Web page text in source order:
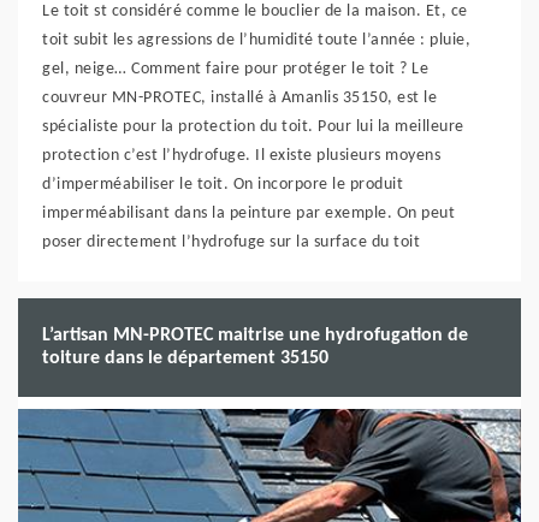
Le toit st considéré comme le bouclier de la maison. Et, ce
toit subit les agressions de l’humidité toute l’année : pluie,
gel, neige… Comment faire pour protéger le toit ? Le
couvreur MN-PROTEC, installé à Amanlis 35150, est le
spécialiste pour la protection du toit. Pour lui la meilleure
protection c’est l’hydrofuge. Il existe plusieurs moyens
d’imperméabiliser le toit. On incorpore le produit
imperméabilisant dans la peinture par exemple. On peut
poser directement l’hydrofuge sur la surface du toit
L’artisan MN-PROTEC maitrise une hydrofugation de
toiture dans le département 35150